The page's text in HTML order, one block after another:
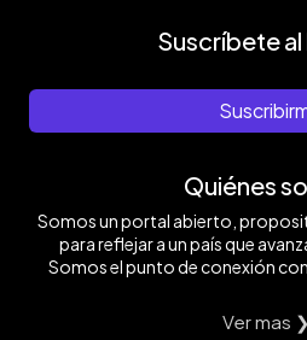
Suscríbete
Quiénes
Somos un portal abierto,
para reflejar a un país que
Somos el punto de conexión
Ver mas ❯